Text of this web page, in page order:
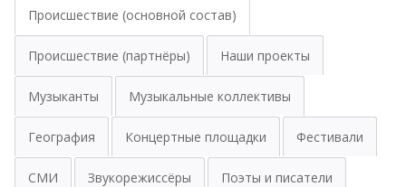
Происшествие (основной состав)
Происшествие (партнёры) Наши проекты
Музыканты Музыкальные коллективы
География Концертные площадки Фестивали
СМИ Звукорежиссёры Поэты и писатели